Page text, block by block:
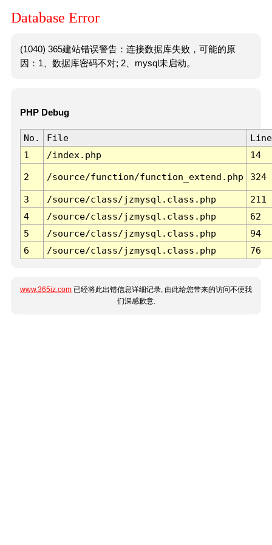
Database Error
(1040) 365建站错误警告：连接数据库失败，可能的原
因：1、数据库密码不对; 2、mysql未启动。
PHP Debug
No. File
Line
1
/index.php 14
2 /source/function/function_extend.php 324
3 /source/class/jzmysql.class.php
211
4
/source/class/jzmysql.class.php
62
5
/source/class/jzmysql.class.php
94
6
/source/class/jzmysql.class.php 76
www.365jz.com 已经将此出错信息详细记录, 由此给您带来的访问不便我
们深感歉意.